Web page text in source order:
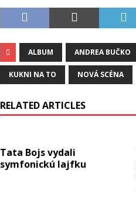
ALBUM ANDREA BUČKO
KUKNI NA TO NOVÁ SCÉNA
RELATED ARTICLES
Tata Bojs vydali
symfonickú lajfku